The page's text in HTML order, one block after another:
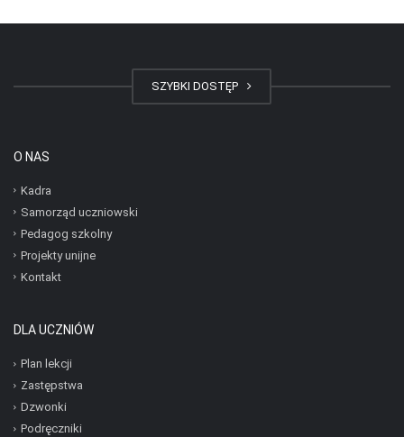
SZYBKI DOSTĘP
O NAS
Kadra
Samorząd uczniowski
Pedagog szkolny
Projekty unijne
Kontakt
DLA UCZNIÓW
Plan lekcji
Zastępstwa
Dzwonki
Podręczniki